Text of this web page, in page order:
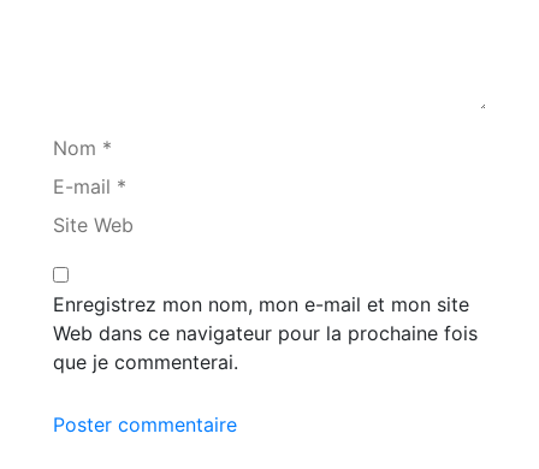
Nom *
E-mail *
Site Web
Enregistrez mon nom, mon e-mail et mon site
Web dans ce navigateur pour la prochaine fois
que je commenterai.
Poster commentaire